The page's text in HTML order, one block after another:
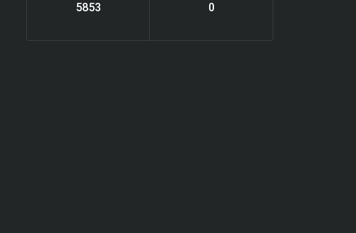
6119
0